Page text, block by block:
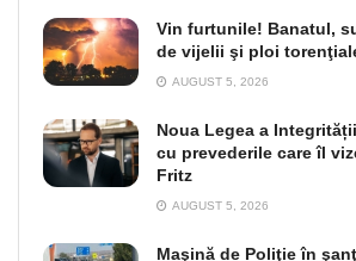
Vin furtunile! Banatul,
de vijelii şi ploi
AUGUST 5, 2026
Noua Legea a
cu prevederile care îl
Fritz
AUGUST 5, 2026
Maşină de Poliţie în